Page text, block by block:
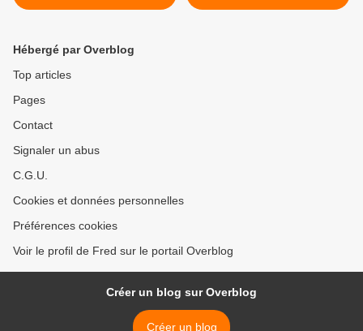
2006 >
Hébergé par Overblog
Top articles
Pages
Contact
Signaler un abus
C.G.U.
Cookies et données personnelles
Préférences cookies
Voir le profil de Fred sur le portail Overblog
Créer un blog sur Overblog
Créer un blog